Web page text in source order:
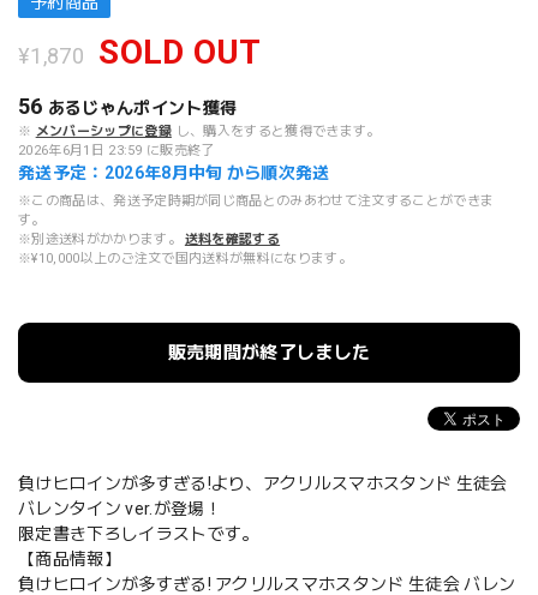
¥1,870 SOLD OUT
56 あるじゃんポイント獲得
※ メンバーシップに登録 し、購入をすると獲得できます。
2026年6月1日 23:59 に販売終了
発送予定：2026年8月中旬 から順次発送
※この商品は、発送予定時期が同じ商品とのみあわせて注文することができま
す。
※別途送料がかかります。
送料を確認する
※¥10,000以上のご注文で国内送料が無料になります。
販売期間が終了しました
負けヒロインが多すぎる!より、アクリルスマホスタンド 生徒会
バレンタイン ver.が登場！
限定書き下ろしイラストです。
【商品情報】
負けヒロインが多すぎる! アクリルスマホスタンド 生徒会 バレン